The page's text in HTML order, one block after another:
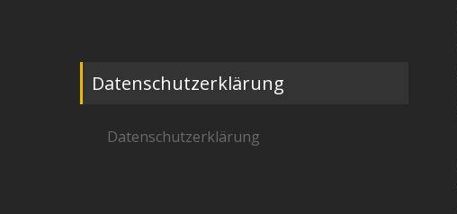
Datenschutzerklärung
Datenschutzerklärung